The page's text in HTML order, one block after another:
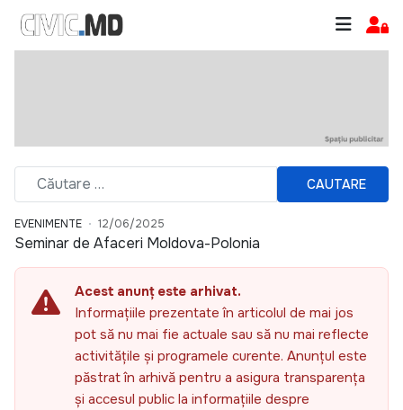
CAUTARE
EVENIMENTE 12/06/2025
Seminar de Afaceri Moldova-Polonia
Acest anunț este arhivat.
Informațiile prezentate în articolul de mai jos
pot să nu mai fie actuale sau să nu mai reflecte
activitățile și programele curente. Anunțul este
păstrat în arhivă pentru a asigura transparența
și accesul public la informațiile despre